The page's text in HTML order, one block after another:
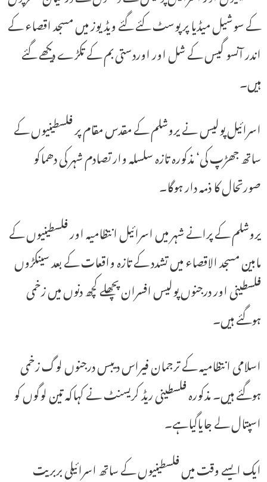
کے سوشیل میڈیا پر پوسٹ کئے گئے ویڈیوز میں مسجد اقصاء کے
اندر آنسو گیس کے شل اور اوردستی بم کے تکڑے دیکھے گئے
ہیں۔
اسرائیل پولیس نے یروشلم کے مقدس مقام پر فلسطینیوں کے
ساتھ جھڑپ کی‘ مذکورہ تازہ سلسلہ وار تصادم شہر کی دھماکو
صورتحال کا ذمہ دار ہوگا۔
یروشلم کے پرانے شہر میں اسرائیل انتظامیہ اور فلسطینیوں کے
مابین مسجد الاقصاء میں تشدد کے تازہ واقعات کے بعد سینکڑوں
فلسطینی اور درجنوں پولیس افسران پچھلے کچھ دنوں میں زخمی
ہوگئے ہیں۔
اسلامی انتظامیہ کے ترجمان فیراس دیبس درجنوں لوگ زخمی
ہوگئے ہیں۔ مذکورہ فلسطینی ریڈ کریسنٹ نے کہاکہ تین لوگوں کو
اسپتال لے جایاگیاہے۔
ایک ایسے وقت میں فلسطینیوں کے ساتھ اسرائیلی بربریت